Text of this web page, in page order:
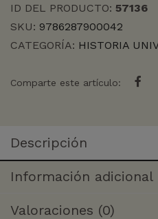
ID DEL PRODUCTO: 57136
SKU: 9786287900042
CATEGORÍA: HISTORIA
Comparte este artículo:
Descripción
Información adicional
Valoraciones (0)